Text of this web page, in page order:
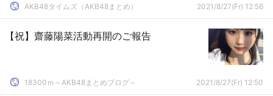
AKB48タイムズ（AKB48まとめ） 2021/8/27(Fr) 12:56
【祝】齋藤陽菜活動再開のご報告
18300ｍ～AKB48まとめブログ～ 2021/8/27(Fr) 12:50